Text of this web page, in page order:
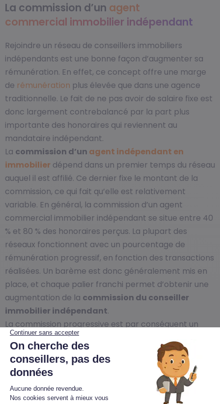
La commission d’un agent
commercial immobilier indépendant
Rejoindre un réseau de conseillers immobiliers
indépendants est une bonne façon d’augmenter sa
rémunération. En effet, ce concept offre une marge
de rémunération plus élevée que dans une agence
traditionnelle. Le fait de ne pas avoir de salaire fixe est
donc largement contrebalancé par la part plus
importante des honoraires qui reviennent au
mandataire indépendant.
La commission d’un agent indépendant en
immobilier dépend dans un premier temps du réseau
auquel il est affilié. Ce dernier fixe le montant de la
commission, ce qui fait qu’elle est relativement
variable. En général, la commission d’un agent
commercial immobilier indépendant se situe entre 40
% et 80 % des honoraires perçus. La plupart des
réseaux fonctionnent avec un pourcentage de
rémunération progressif, en fonction des transactions
réalisées. Un barème est donc généralement mis en
place, et chaque palier franchi permet d’obtenir une
augmentation de la commission du conseiller
immobilier indépendant.
La commission progressive est par conséquent un
facteur de motivation pour les agents commerciaux
immobiliers indépendants, car leur rémunération est
fonction de leur travail. Ils ont alors tout intérêt à
vendre le plus de biens possible pour augmenter leur
chiffre d’affaires.